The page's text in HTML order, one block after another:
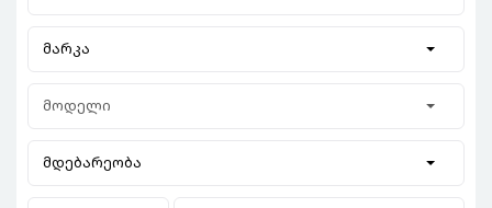
მარკა
მოდელი
მდებარეობა